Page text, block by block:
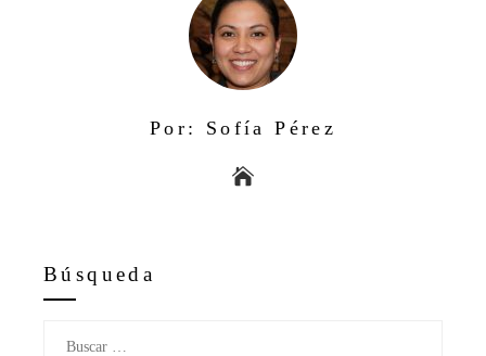
Por: Sofía Pérez
Búsqueda